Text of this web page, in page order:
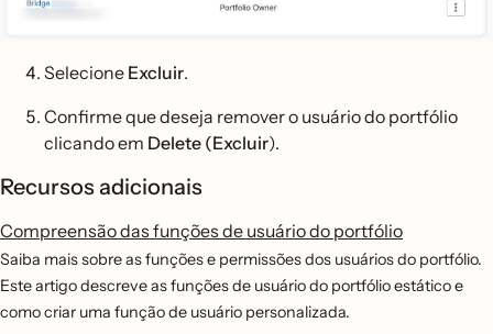
Selecione Excluir.
Confirme que deseja remover o usuário do portfólio
clicando em Delete (Excluir).
Recursos adicionais
Compreensão das funções de usuário do portfólio
Saiba mais sobre as funções e permissões dos usuários do portfólio.
Este artigo descreve as funções de usuário do portfólio estático e
como criar uma função de usuário personalizada.